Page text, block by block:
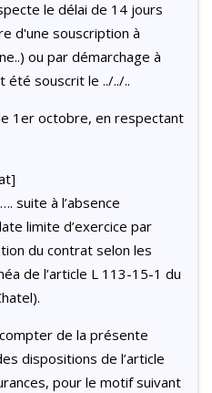
le délai de 14 jours
d'une souscription à
ou par démarchage à
été souscrit le ../../..
1er octobre, en respectant
suite à l’absence
limite d’exercice par
du contrat selon les
de l’article L 113-15-1 du
de la présente
dispositions de l’article
pour le motif suivant